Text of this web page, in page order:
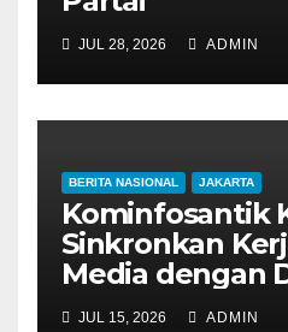
JUL 28, 2026 ADMIN
BERITA NASIONAL JAKARTA
Kominfosantik
Sinkronkan
Media dengan
JUL 15, 2026 ADMIN